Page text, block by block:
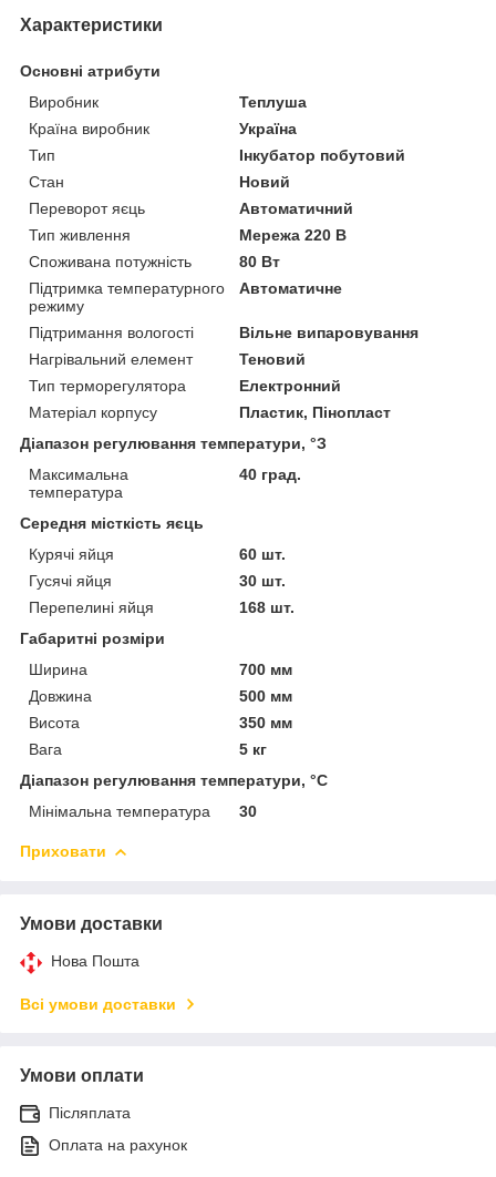
Характеристики
Основні атрибути
Виробник
Теплуша
Країна виробник
Україна
Тип
Інкубатор побутовий
Стан
Новий
Переворот яєць
Автоматичний
Тип живлення
Мережа 220 В
Споживана потужність
80 Вт
Підтримка температурного
режиму
Автоматичне
Підтримання вологості
Вільне випаровування
Нагрівальний елемент
Теновий
Тип терморегулятора
Електронний
Матеріал корпусу
Пластик, Пінопласт
Діапазон регулювання температури, °З
Максимальна
температура
40 град.
Середня місткість яєць
Курячі яйця
60 шт.
Гусячі яйця
30 шт.
Перепелині яйця
168 шт.
Габаритні розміри
Ширина
700 мм
Довжина
500 мм
Висота
350 мм
Вага
5 кг
Діапазон регулювання температури, °С
Мінімальна температура
30
Приховати
Умови доставки
Нова Пошта
Всі умови доставки
Умови оплати
Післяплата
Оплата на рахунок